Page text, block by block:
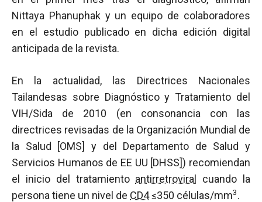
Nittaya Phanuphak y un equipo de colaboradores
en el estudio publicado en dicha edición digital
anticipada de la revista.
En la actualidad, las Directrices Nacionales
Tailandesas sobre Diagnóstico y Tratamiento del
VIH/Sida de 2010 (en consonancia con las
directrices revisadas de la Organización Mundial de
la Salud [OMS] y del Departamento de Salud y
Servicios Humanos de EE UU [DHSS]) recomiendan
el inicio del tratamiento antirretroviral
cuando la
persona tiene un nivel de CD4≤350 células/mm3.